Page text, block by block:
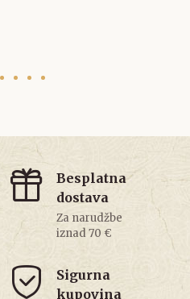
Besplatna
dostava
Za narudžbe
iznad 70 €
Sigurna
kupovina